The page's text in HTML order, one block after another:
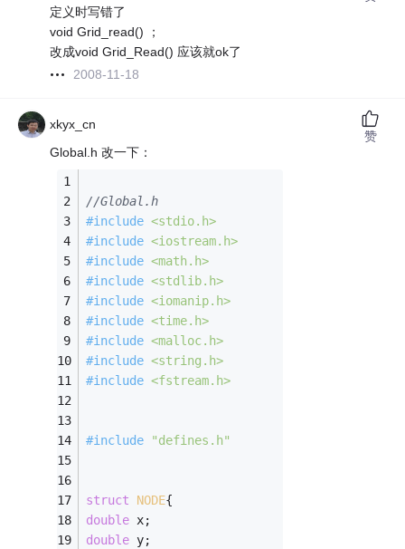
定义时写错了
void Grid_read() ；
改成void Grid_Read() 应该就ok了
2008-11-18
xkyx_cn
Global.h 改一下：
//Global.h
#include <stdio.h>
#include <iostream.h>
#include <math.h>
#include <stdlib.h>
#include <iomanip.h>
#include <time.h>
#include <malloc.h>
#include <string.h>
#include <fstream.h>
#include "defines.h"
struct NODE{
double x;
double y;
赞